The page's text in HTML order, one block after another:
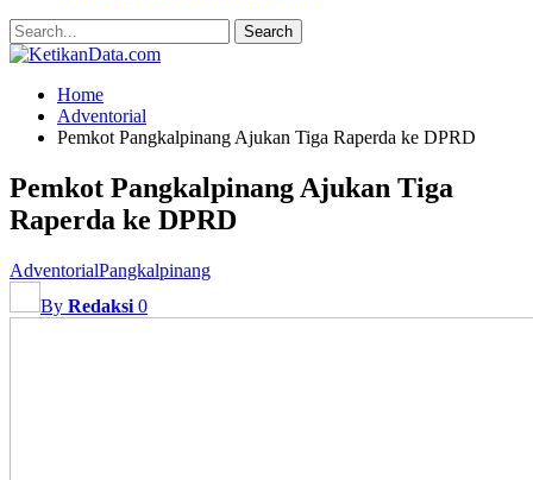
Home
Adventorial
Pemkot Pangkalpinang Ajukan Tiga Raperda ke DPRD
Pemkot Pangkalpinang Ajukan Tiga
Raperda ke DPRD
AdventorialPangkalpinang
By Redaksi 0